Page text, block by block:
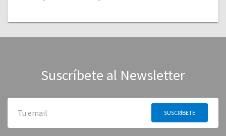
Suscríbete al Newsletter